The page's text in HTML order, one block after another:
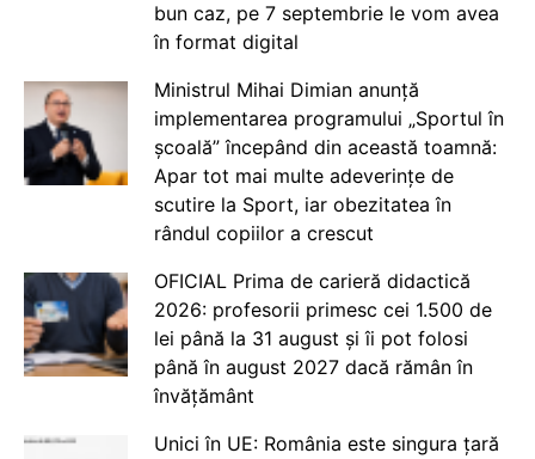
bun caz, pe 7 septembrie le vom avea
în format digital
Ministrul Mihai Dimian anunță
implementarea programului „Sportul în
școală” începând din această toamnă:
Apar tot mai multe adeverințe de
scutire la Sport, iar obezitatea în
rândul copiilor a crescut
OFICIAL Prima de carieră didactică
2026: profesorii primesc cei 1.500 de
lei până la 31 august și îi pot folosi
până în august 2027 dacă rămân în
învățământ
Unici în UE: România este singura țară